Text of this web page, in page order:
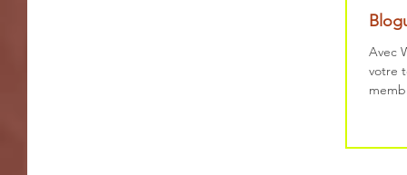
Avec
votre